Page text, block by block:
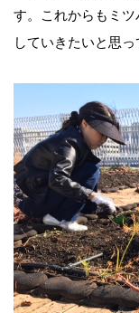
す。これからもミ
していきたいと思っ